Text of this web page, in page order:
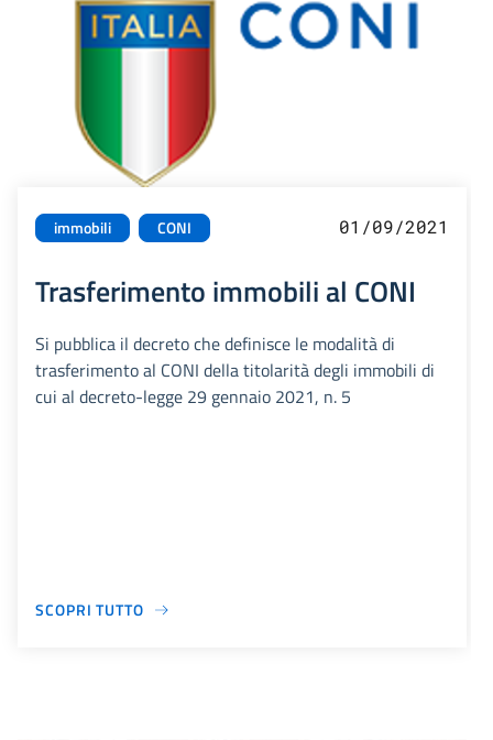
immobili CONI 01/09/2021
Trasferimento immobili al CONI
Si pubblica il decreto che definisce le modalità di
trasferimento al CONI della titolarità degli immobili di
cui al decreto-legge 29 gennaio 2021, n. 5
SCOPRI TUTTO